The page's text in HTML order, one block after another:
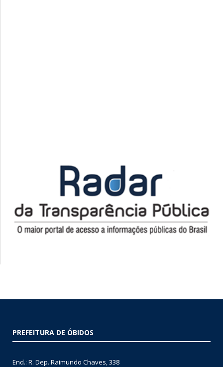
PREFEITURA DE ÓBIDOS
End.: R. Dep. Raimundo Chaves, 338